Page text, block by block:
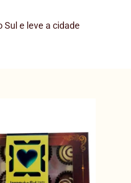
e leve a cidade